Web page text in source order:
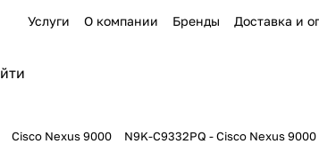
Услуги О компании Бренды Доставка и
Cisco Nexus 9000 N9K-C9332PQ - Cisco Nexus 9000